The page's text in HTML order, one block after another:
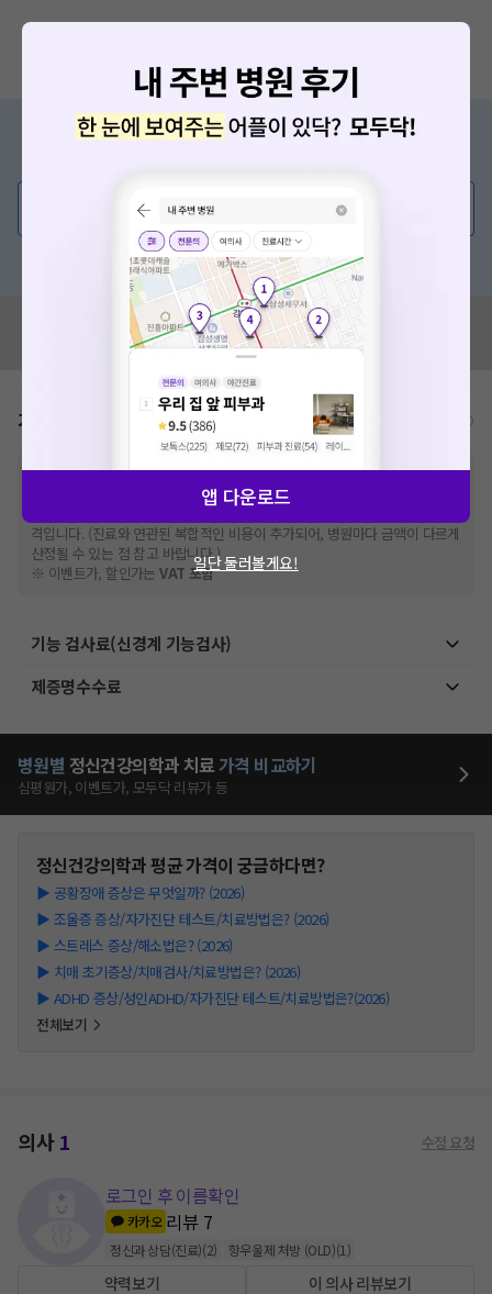
증상/치료, 궁금한 점이 있나요?
💬 무엇이든 물어보세요
혹은, 의료상담 서비스에 다양한 게시글 보러가기
혹시 잘못된 병원정보가 있나요?
모두닥 팀에 알려주세요!
가격표 비급여/급여 진료란?
※비급여 항목의 경우,추가비용 등으로 실제 가격과 상이할 수 있으니, 정확
한 가격은 해당 의료기관에 직접 문의해주세요.
건강보험심사평가원
격입니다. (진료와 연관된 복합적인 비용이 추가되어, 병원마다 금액이 다르게
산정될 수 있는 점 참고 바랍니다.)
※ 이벤트가, 할인가는VAT 포함
기능 검사료(신경계 기능검사)
제증명수수료
병원별 정신건강의학과 치료가격 비교하기
심평원가, 이벤트가, 모두닥 리뷰가 등
정신건강의학과평균 가격이 궁금하다면?
▶ 공황장애 증상은 무엇일까? (2026)
▶ 조울증 증상/자가진단 테스트/치료방법은? (2026)
▶ 스트레스 증상/해소법은? (2026)
▶ 치매 초기증상/치매검사/치료방법은? (2026)
▶ ADHD 증상/성인ADHD/자가진단 테스트/치료방법은?(2026)
전체보기
의사1 수정 요청
로그인 후 이름확인
카카오 리뷰 7
정신과 상담(진료)(2) 항우울제 처방 (OLD)(1 )
약력보기 이 의사 리뷰보기
앱 다운로드
일단 둘러볼게요!